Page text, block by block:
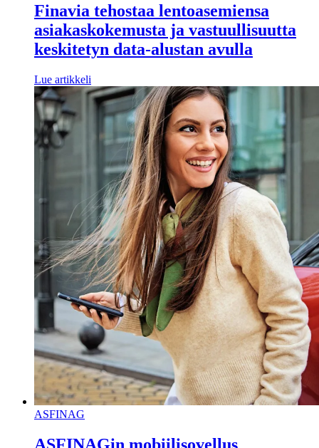
Finavia tehostaa lentoasemiensa
asiakaskokemusta ja vastuullisuutta
keskitetyn data-alustan avulla
Lue artikkeli
ASFINAG
ASFINAGin mobiilisovellus